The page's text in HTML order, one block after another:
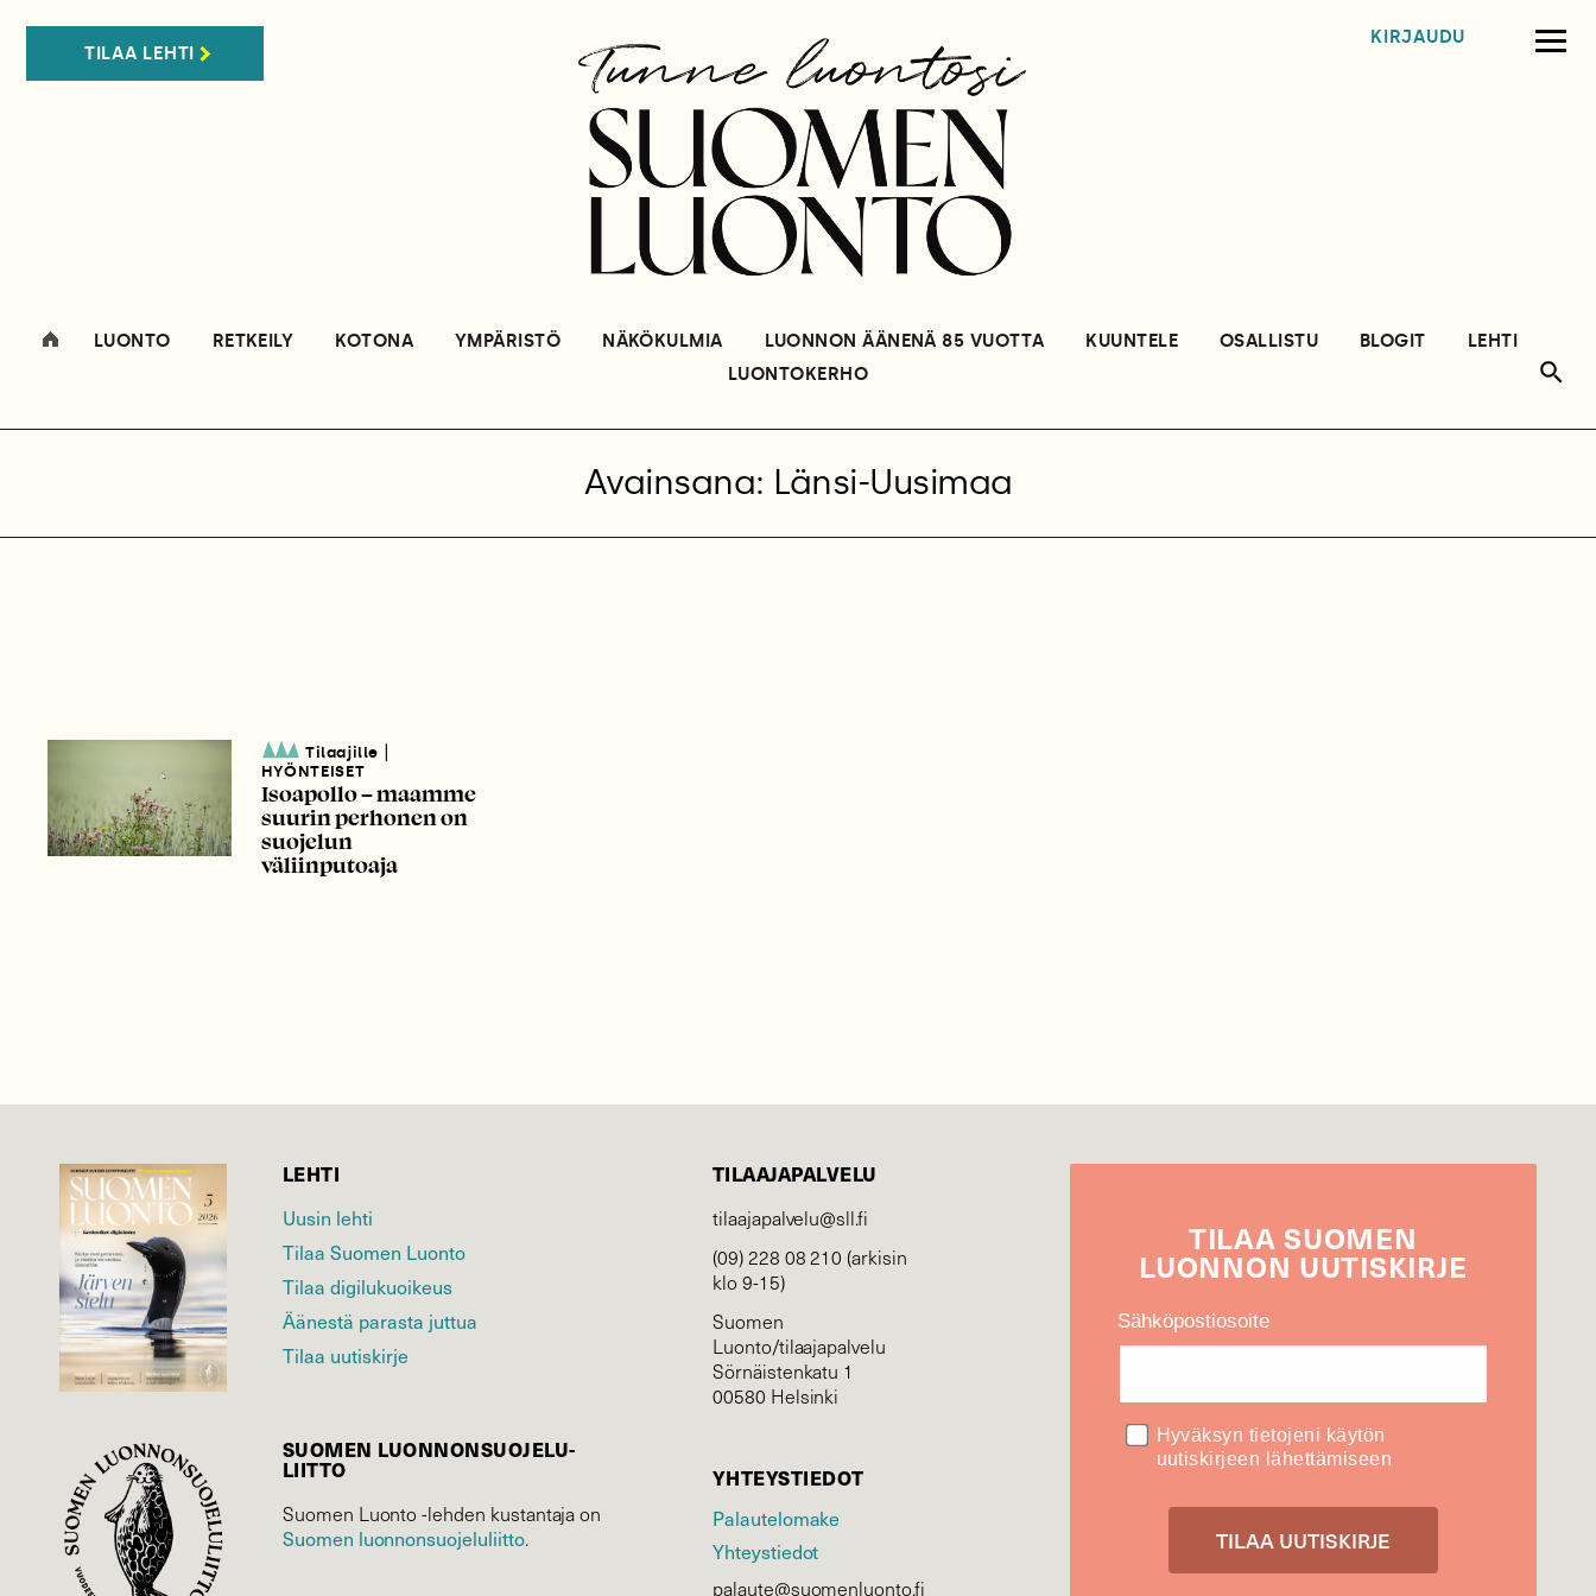
TILAA LEHTI
KIRJAUDU
LUONTO RETKEILY KOTONA YMPÄRISTÖ NÄKÖKULMIA LUONNON ÄÄNENÄ 85 VUOTTA KUUNTELE OSALLISTU BLOGIT
LEHTI
LUONTOKERHO
Avainsana: Länsi-Uusimaa
Tilaajille
HYÖNTEISET
Isoapollo – maamme
suurin perhonen on
suojelun
väliinputoaja
LEHTI
Uusin lehti
Tilaa Suomen Luonto
Tilaa digilukuoikeus
Äänestä parasta juttua
Tilaa uutiskirje
SUOMEN LUONNON­SUOJELU­
LIITTO
Suomen Luonto -lehden kustantaja on
Suomen luonnonsuojelu­liitto.
TILAAJAPALVELU
tilaajapalvelu@sll.fi
(09) 228 08 210 (arkisin
klo 9-15)
Suomen
Luonto/tilaajapalvelu
Sörnäistenkatu 1
00580 Helsinki
YHTEYSTIEDOT
Palautelomake
Yhteystiedot
palaute@suomenluonto.fi
TILAASUOMEN
LUONNON UUTIS­KIRJE
Sähköpostiosoite
Hyväksyn tietojeni käytön
uutiskirjeen lähettämiseen